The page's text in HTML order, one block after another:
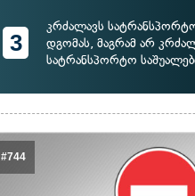
3
კრძალავს
დგომას, მაგრამ არ
სატრანსპორტო
#744